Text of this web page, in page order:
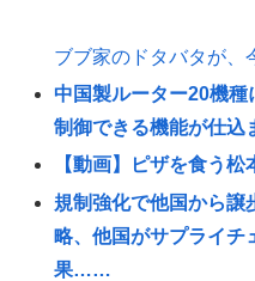
ブブ家のドタバタが、
中国製ルーター20機
制御できる機能が仕込
【動画】ピザを食う
規制強化で他国から譲
略、他国がサプライチ
果……